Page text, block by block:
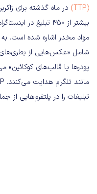
(TTP)
در ماه گذشته برای
بیشتر از 450 تبلیغ
شامل «عکس‌هایی از بطری‌های
پودرها یا قالب‌های کوکائین»
تبلیغات را در پلتفرم‌هایی